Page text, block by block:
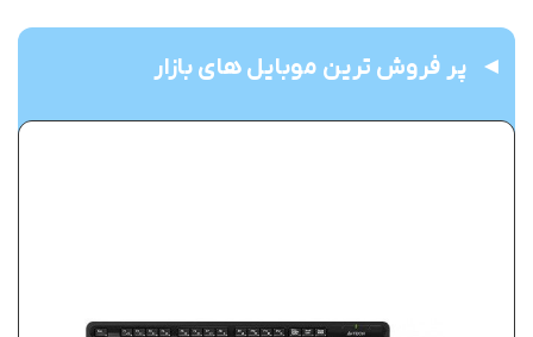
پر فروش ترین موبایل های بازار